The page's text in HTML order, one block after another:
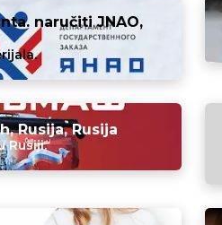
naručiti JNAO,
Rusija, Rusija
Rusiji.